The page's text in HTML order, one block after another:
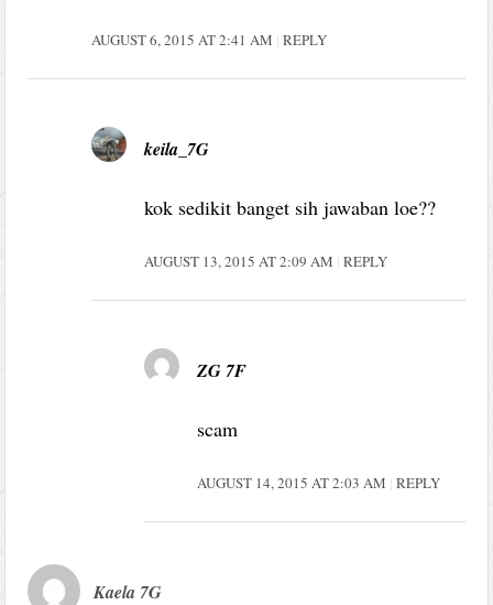
AUGUST 6, 2015 AT 2:41 AM REPLY
keila_7G
kok sedikit banget sih jawaban loe??
AUGUST 13, 2015 AT 2:09 AM REPLY
ZG 7F
scam
AUGUST 14, 2015 AT 2:03 AM REPLY
Kaela 7G